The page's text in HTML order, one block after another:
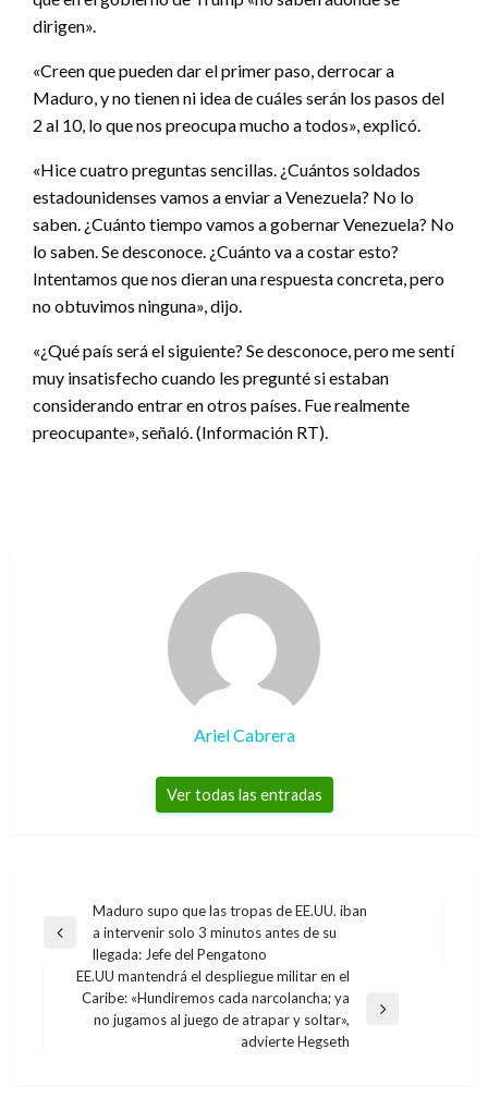
dirigen».
«Creen que pueden dar el primer paso, derrocar a
Maduro, y no tienen ni idea de cuáles serán los pasos del
2 al 10, lo que nos preocupa mucho a todos», explicó.
«Hice cuatro preguntas sencillas. ¿Cuántos soldados
estadounidenses vamos a enviar a Venezuela? No lo
saben. ¿Cuánto tiempo vamos a gobernar Venezuela? No
lo saben. Se desconoce. ¿Cuánto va a costar esto?
Intentamos que nos dieran una respuesta concreta, pero
no obtuvimos ninguna», dijo.
«¿Qué país será el siguiente? Se desconoce, pero me sentí
muy insatisfecho cuando les pregunté si estaban
considerando entrar en otros países. Fue realmente
preocupante», señaló. (Información RT).
Ariel Cabrera
Ver todas las entradas
Navegación
de
entradas
Entrada
anterior
Maduro supo que las tropas de EE.UU. iban
a intervenir solo 3 minutos antes de su
llegada: Jefe del Pengatono
Entrada
EE.UU mantendrá el despliegue militar en el
Caribe: «Hundiremos cada narcolancha; ya
no jugamos al juego de atrapar y soltar»,
advierte Hegseth